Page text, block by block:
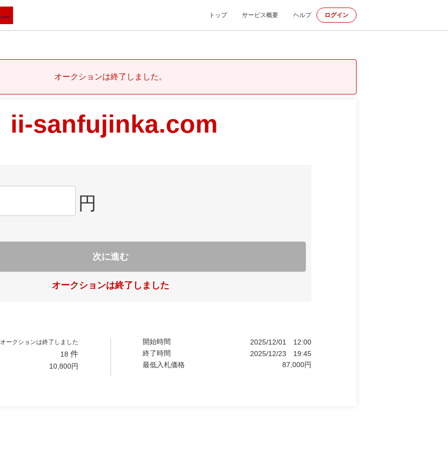
トップ サービス概要 ヘルプ ログイン
オークションは終了しました。
ii-sanfujinka.com
円
次に進む
オークションは終了しました
オークションは終了しました
18 件
10,800円
開始時間 2025/12/01
12:00
終了時間
2025/12/23
19:45
最低入札価格
87,000円